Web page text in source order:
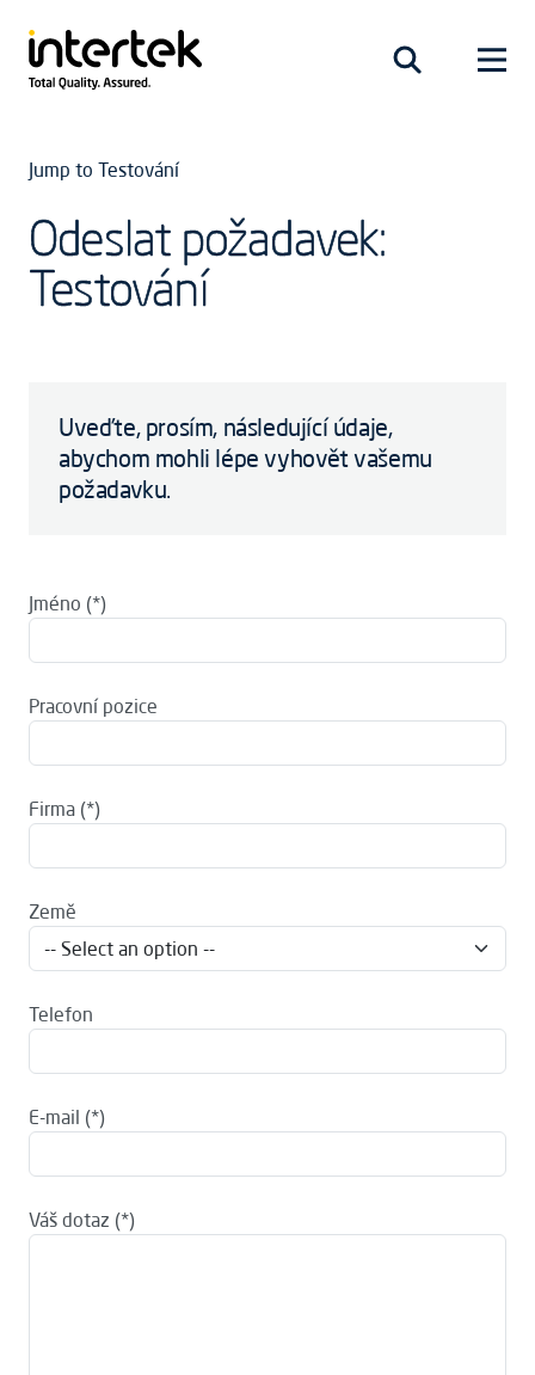
Jump to Testování
Odeslat požadavek:
Testování
Uveďte, prosím, následující údaje,
abychom mohli lépe vyhovět vašemu
požadavku.
Jméno
Pracovní pozice
Firma
Země
Telefon
E-mail
Váš dotaz